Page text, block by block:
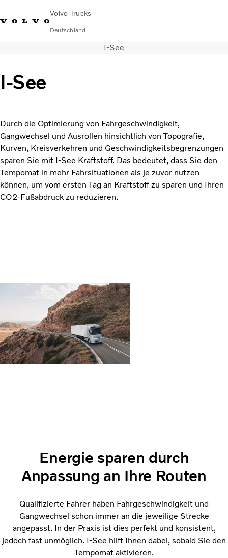
Volvo Trucks
Deutschland
Lkw-Konfigurator
Lkw
Händler & Werkstätten
News
Über uns
Karriere
Technisches
I-See
I-See
Durch die Optimierung von Fahrgeschwindigkeit,
Gangwechsel und Ausrollen hinsichtlich von Topografie,
Kurven, Kreisverkehren und Geschwindigkeitsbegrenzungen
sparen Sie mit I-See Kraftstoff. Das bedeutet, dass Sie den
Tempomat in mehr Fahrsituationen als je zuvor nutzen
können, um vom ersten Tag an Kraftstoff zu sparen und Ihren
CO2-Fußabdruck zu reduzieren.
Energie sparen durch
Anpassung an Ihre Routen
Qualifizierte Fahrer haben Fahrgeschwindigkeit und
Gangwechsel schon immer an die jeweilige Strecke
angepasst. In der Praxis ist dies perfekt und konsistent,
jedoch fast unmöglich. I-See hilft Ihnen dabei, sobald Sie den
Tempomat aktivieren.